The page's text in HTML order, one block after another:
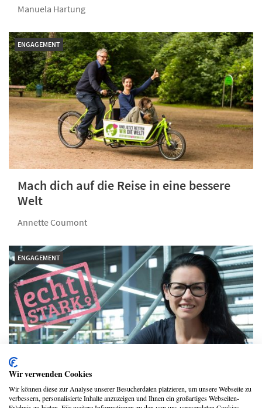
Manuela Hartung
ENGAGEMENT
Mach dich auf die Reise in eine bessere
Welt
Annette Coumont
ENGAGEMENT
Was für uns fair ist, muss für andere
Wir verwenden Cookies
Wir können diese zur Analyse unserer Besucherdaten platzieren, um unsere Webseite zu
verbessern, personalisierte Inhalte anzuzeigen und Ihnen ein großartiges Webseiten-